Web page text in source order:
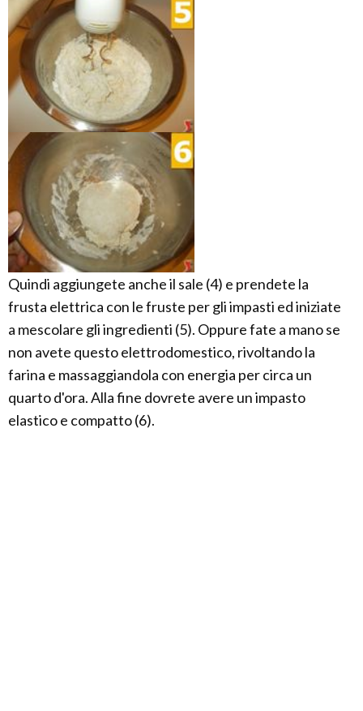
Quindi aggiungete anche il sale (4) e prendete la
frusta elettrica con le fruste per gli impasti ed iniziate
a mescolare gli ingredienti (5). Oppure fate a mano se
non avete questo elettrodomestico, rivoltando la
farina e massaggiandola con energia per circa un
quarto d'ora. Alla fine dovrete avere un impasto
elastico e compatto (6).